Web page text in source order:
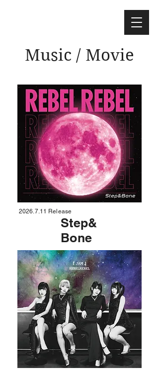
Music / Movie
2026.7.11 Release
Step&
Bone